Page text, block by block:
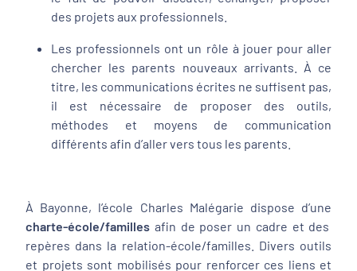
des projets aux professionnels.
Les professionnels ont un rôle à jouer pour aller
chercher les parents nouveaux arrivants. À ce
titre, les communications écrites ne suffisent pas,
il est nécessaire de proposer des outils,
méthodes et moyens de communication
différents afin d’aller vers tous les parents.
À Bayonne, l’école Charles Malégarie dispose d’une
charte-école/familles afin de poser un cadre et des
repères dans la relation-école/familles. Divers outils
et projets sont mobilisés pour renforcer ces liens et